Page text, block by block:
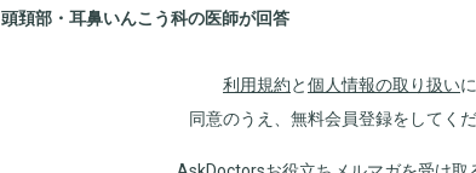
頭頚部・耳鼻いんこう科の医師が回答
利用規約と個人情報の取り扱いに
同意のうえ、無料会員登録をしてく